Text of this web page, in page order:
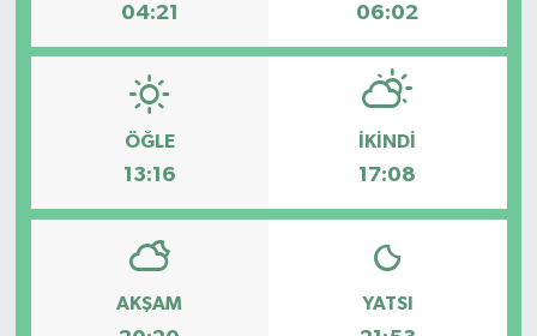
04:21 06:02
ÖĞLE
13:16
İKINDI
17:08
AKŞAM YATSI